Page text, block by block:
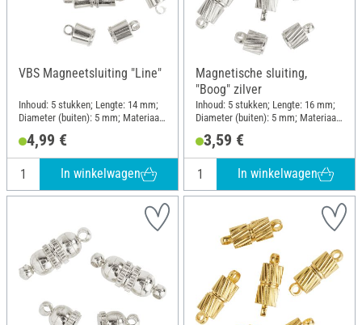
VBS Magneetsluiting "Line"
Inhoud: 5 stukken; Lengte: 14 mm;
Diameter (buiten): 5 mm; Materiaal:
4,99 €
In winkelwagen
Magnetische sluiting,
"Boog" zilver
Inhoud: 5 stukken; Lengte: 16 mm;
Diameter (buiten): 5 mm; Materiaal:
3,59 €
In winkelwagen